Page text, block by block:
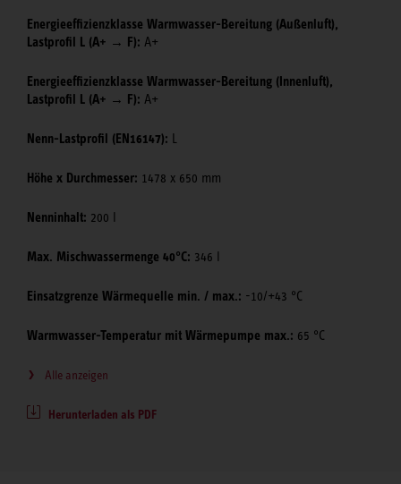
Energieeffizienzklasse Warmwasser-Bereitung (Außenluft),
Lastprofil L (A+ → F): A+
Energieeffizienzklasse Warmwasser-Bereitung (Innenluft),
Lastprofil L (A+ → F): A+
Nenn-Lastprofil (EN16147):
Höhe x Durchmesser: 1478 x 650 mm
Nenninhalt: 200 l
Max. Mischwassermenge 40°C: 346 l
Einsatzgrenze Wärmequelle min. / max.: -10/+43 °C
Warmwasser-Temperatur mit Wärmepumpe max.: 65 °C
Alle anzeigen
Herunterladen als PDF